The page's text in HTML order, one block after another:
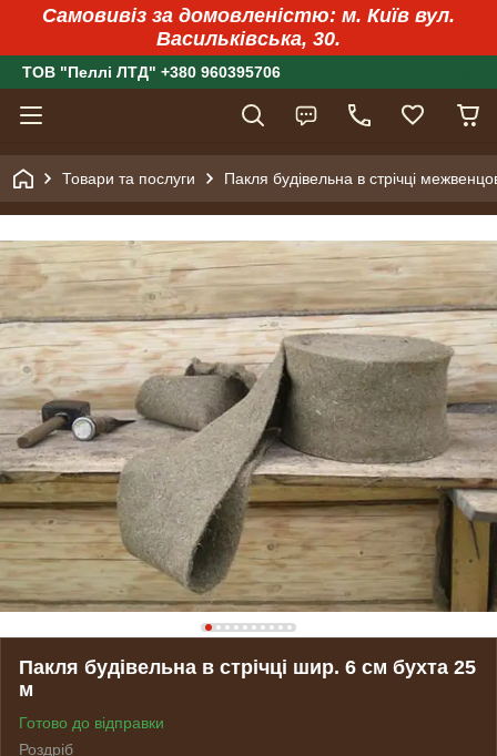
Самовивіз за домовленістю: м. Київ вул.
Васильківська, 30.
ТОВ "Пеллі ЛТД" +380 960395706
Товари та послуги Пакля будівельна в стрічці
Пакля будівельна в стрічці шир. 6 см бухта 25
м
Готово до відправки
Роздріб